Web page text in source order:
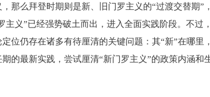
那么拜登时期则是新、旧门罗主义的“过渡交替期”
义”已经强势破土而出，进入全面实践阶段。不过
位仍存在诸多有待厘清的关键问题：其“新”在哪
的最新实践，尝试厘清“新门罗主义”的政策内涵和